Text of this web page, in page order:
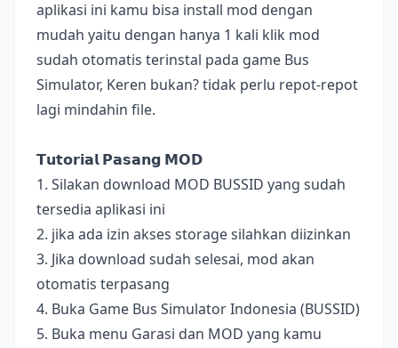
aplikasi ini kamu bisa install mod dengan
mudah yaitu dengan hanya 1 kali klik mod
sudah otomatis terinstal pada game Bus
Simulator, Keren bukan? tidak perlu repot-repot
lagi mindahin file.
𝗧𝘂𝘁𝗼𝗿𝗶𝗮𝗹 𝗣𝗮𝘀𝗮𝗻𝗴 𝗠𝗢𝗗
1. Silakan download MOD BUSSID yang sudah
tersedia aplikasi ini
2. jika ada izin akses storage silahkan diizinkan
3. Jika download sudah selesai, mod akan
otomatis terpasang
4. Buka Game Bus Simulator Indonesia (BUSSID)
5. Buka menu Garasi dan MOD yang kamu